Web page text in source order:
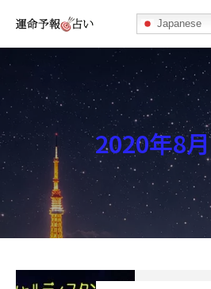
Japanese
運命予報占い
運命予報占いとは
あなたの所属部屋を探そう！
最恐の相性占い
秘伝公開！吉凶カレンダー
記事カテゴリー
2020年8